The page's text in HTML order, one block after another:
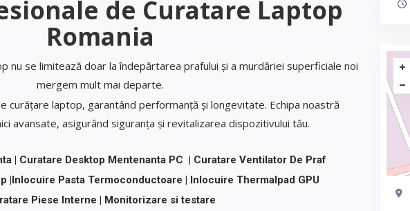
de Curatare Laptop
Romania
nu se limitează doar la îndepărtarea prafului și a murdăriei superficiale noi
mergem mult mai departe.
curățare laptop, garantând performanță și longevitate. Echipa noastră
avansate, asigurând siguranța și revitalizarea dispozitivului tău.
| Curatare Desktop Mentenanta PC | Curatare Ventilator De Praf
|Inlocuire Pasta Termoconductoare | Inlocuire Thermalpad GPU
Piese Interne | Monitorizare si testare